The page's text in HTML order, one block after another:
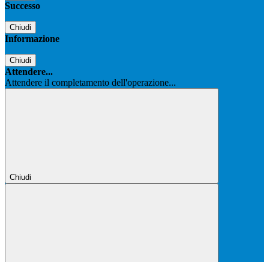
Successo
Chiudi
Informazione
Chiudi
Attendere...
Attendere il completamento dell'operazione...
Chiudi